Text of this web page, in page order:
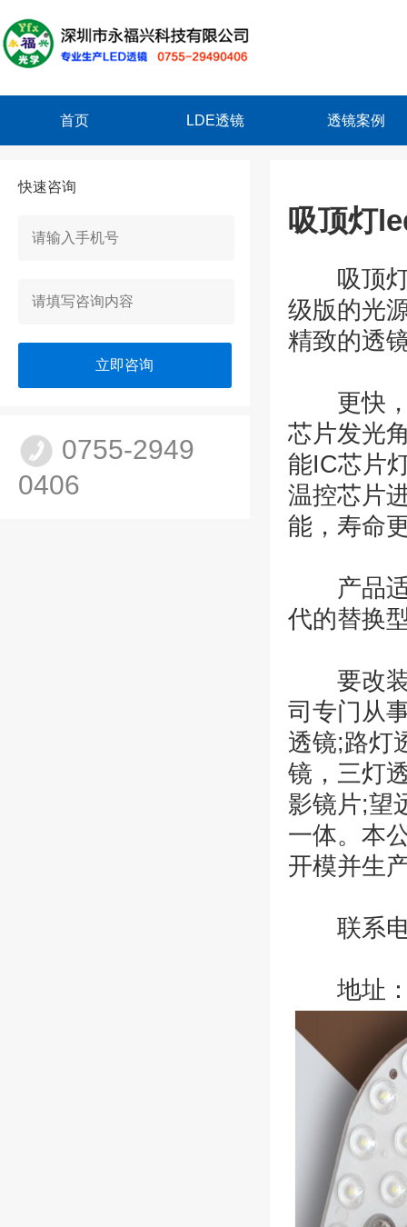
首页 LDE透镜 透镜案例
吸顶灯
吸顶灯
级版的光
精致的透
更快，
芯片发光
能IC芯片
温控芯片
能，寿命
产品适
代的替换
要改装
司专门从
透镜;路灯
镜，三灯
影镜片;望
一体。本
开模并生
联系电
地址：
快速咨询
立即咨询
0755-2949
0406